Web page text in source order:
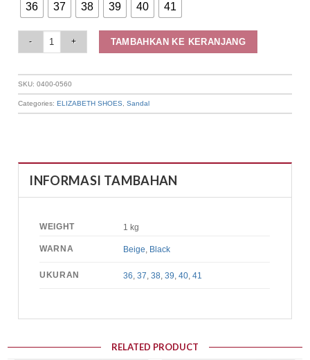
36 37 38 39 40 41
TAMBAHKAN KE KERANJANG
SKU:0400-0560
Categories:ELIZABETH SHOES ,Sandal
INFORMASI TAMBAHAN
WEIGHT 1 kg
WARNA Beige Black
UKURAN 36 ,37 ,38 ,39 ,40 ,41
RELATED PRODUCT